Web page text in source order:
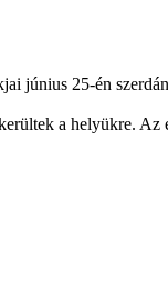
június 25-én
a helyükre. Az